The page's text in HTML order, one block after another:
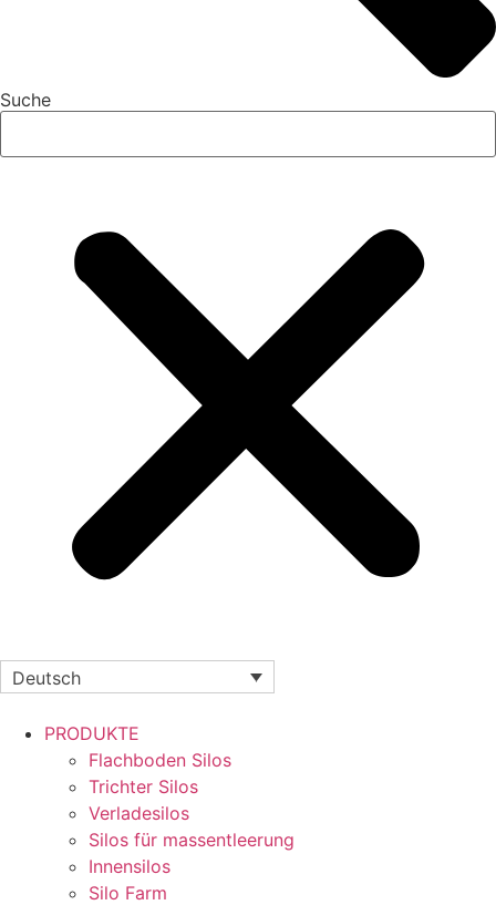
Suche
Deutsch
PRODUKTE
Flachboden Silos
Trichter Silos
Verladesilos
Silos für massentleerung
Innensilos
Silo Farm